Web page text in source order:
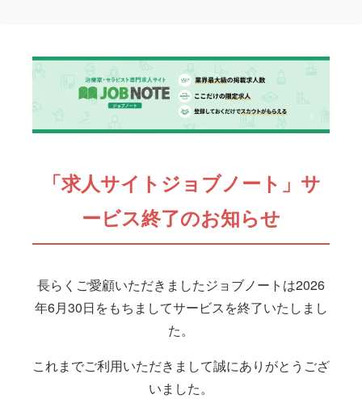
「求人サイトジョブノート」サ
ービス終了のお知らせ
長らくご愛顧いただきましたジョブノートは2026
年6月30日をもちましてサービスを終了いたしまし
た。
これまでご利用いただきまして誠にありがとうござ
いました。